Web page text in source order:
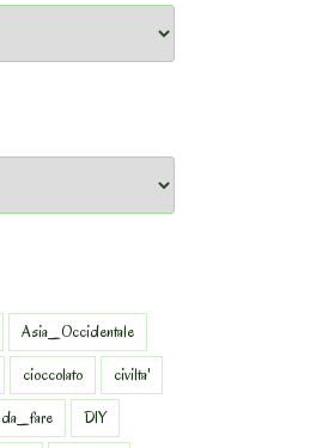
Asia_Occidentale
cioccolato
civilta'
da_fare
DIY